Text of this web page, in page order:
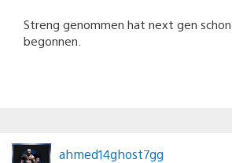
Streng genommen hat next gen
begonnen.
ahmed14ghost7gg